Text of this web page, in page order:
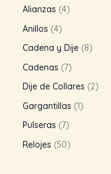
Alianzas 4
Anillos 4
Cadena y Dije 8
Cadenas 7
Dije de Collares 2
Gargantillas 1
Pulseras 7
Relojes 50